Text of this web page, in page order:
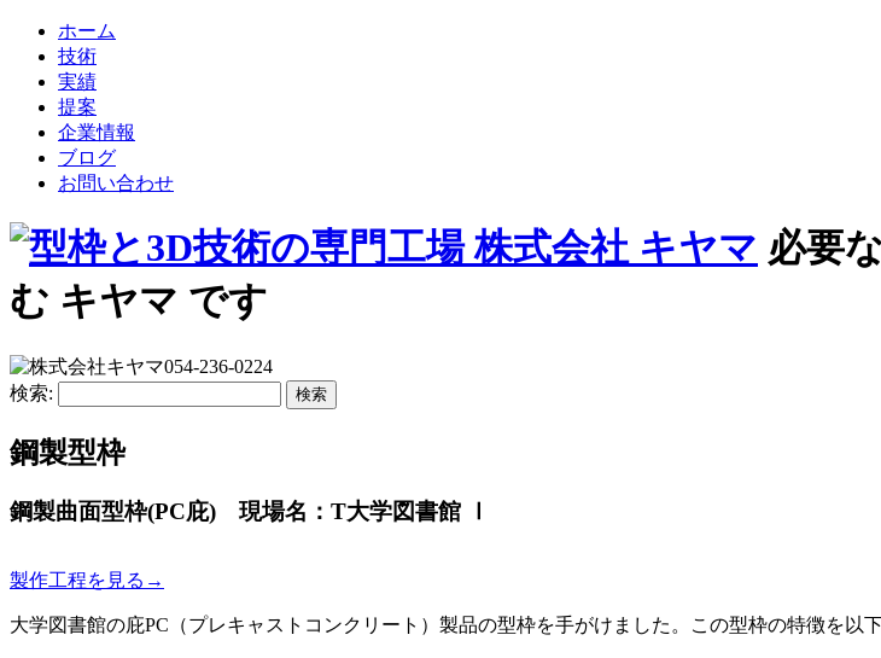
ホーム
技術
実績
提案
企業情報
ブログ
お問い合わせ
必要
む キヤマ です
検索:
鋼製型枠
鋼製曲面型枠(PC庇) 現場名：T大学図書館 Ⅰ
製作工程を見る→
大学図書館の庇PC（プレキャストコンクリート）製品の型枠を手がけました。この型枠の特徴を以下